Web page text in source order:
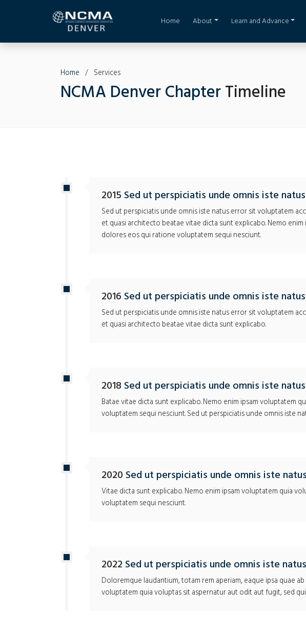
Home About Learn and Advance
Home / Services
NCMA Denver ChapterTimeline
2015 Sed ut perspiciatis unde omnis iste
Sed ut perspiciatis unde omnis iste natus error sit voluptatem
et quasi architecto beatae vitae dicta sunt explicabo. Nemo
dolores eos qui ratione voluptatem sequi nesciunt.
2016 Sed ut perspiciatis unde omnis iste
Sed ut perspiciatis unde omnis iste natus error sit voluptatem
et quasi architecto beatae vitae dicta sunt explicabo.
2018 Sed ut perspiciatis unde omnis iste
Batae vitae dicta sunt explicabo. Nemo enim ipsam voluptatem
voluptatem sequi nesciunt.Sed ut perspiciatis unde omnis iste
2020 Sed ut perspiciatis unde omnis iste
Vitae dicta sunt explicabo. Nemo enim ipsam voluptatem quia
voluptatem sequi nesciunt.
2022 Sed ut perspiciatis unde omnis iste
Doloremque laudantium, totam rem aperiam, eaque ipsa quae
voluptatem quia voluptas sit aspernatur aut odit aut fugit, sed